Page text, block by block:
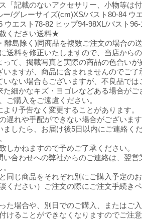
「記載のないアクセサリー、小物等は
/グレーサイズ(cm)XS/バスト80-84 ウ
ウエスト78-82 ヒップ94-98XL/バスト
ください送料★
離島除く)同商品を複数ご注文の場合の
送料を修正いたしますので、当店から
て、掲載写真と実際の商品の色合いが
ますが、商品に含まれませんのでご了
ない場合もございますが、不良品では
細かなキズ・ヨゴレなどある場合がご
ご購入をご遠慮ください。
り予告なく変更することがあります。
遅れや手配ができない場合がございま
したら、お届け後5日以内にご連絡くだ
しかねますので予めご了承ください。
合わせへの弊社からのご連絡は、翌営
同じ商品をそれぞれ別にご購入予定の
ください）ご注文の際にご注文手続
た場合や、別日でのご購入、または
けることができなくなりますのでご注意